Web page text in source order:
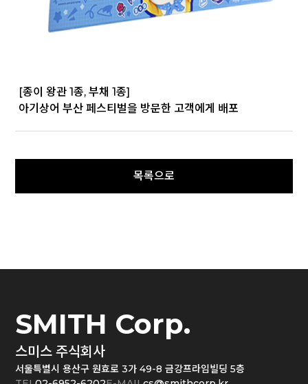
[종이 왕관 1종, 부채 1종]
아기상어 부산 페스티벌을 방문한 고객에게 배포
SMITH Corp.
스미스 주식회사
서울특별시 용산구 원효로 3가 49-8 금강프라임빌딩 5층